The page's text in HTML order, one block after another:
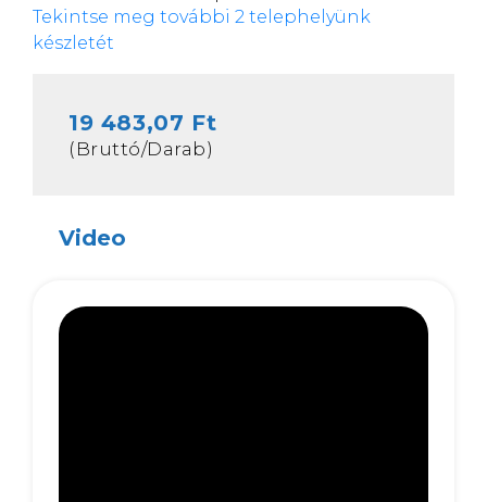
Tekintse meg további 2 telephelyünk
készletét
19 483,07 Ft
(Bruttó/Darab)
Video